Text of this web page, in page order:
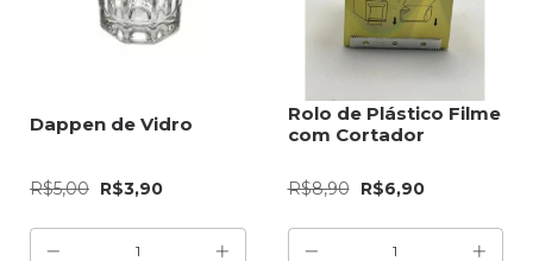
Dappen de Vidro
R$5,00 R$3,90
Rolo de Plástico Filme
com Cortador
R$8,90 R$6,90